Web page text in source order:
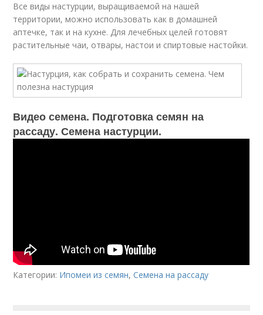
Все виды настурции, выращиваемой на нашей
территории, можно использовать как в домашней
аптечке, так и на кухне. Для лечебных целей готовят
растительные чаи, отвары, настои и спиртовые настойки.
Видео семена. Подготовка семян на
рассаду. Семена настурции.
Категории: Ипомеи из семян,Семена на рассаду